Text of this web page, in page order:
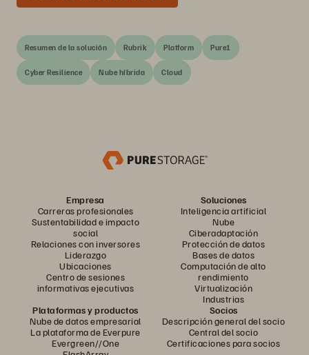
Resumen de la solución Rubrik Platform Pure1
Cyber Resilience Nube híbrida Cloud
Empresa
Carreras profesionales
Sustentabilidad e impacto
social
Relaciones con inversores
Liderazgo
Ubicaciones
Centro de sesiones
informativas ejecutivas
Soluciones
Inteligencia artificial
Nube
Ciberadaptación
Protección de datos
Bases de datos
Computación de alto
rendimiento
Virtualización
Industrias
Plataformas y productos
Nube de datos empresarial
La plataforma de Everpure
Evergreen//One
Socios
Descripción general del socio
Central del socio
Certificaciones para socios